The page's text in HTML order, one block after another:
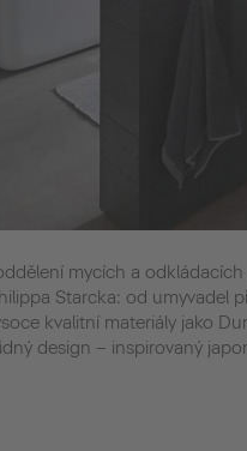
mycích a
Starcka: od umyvadel
kvalitní materiály jako
design – inspirovaný